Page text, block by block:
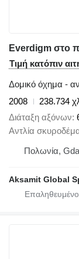
Everdigm στο
Τιμή κατόπιν
Δομικό όχημα -
2008
238.734
Διάταξη αξόνων
Αντλία
Πολωνία,
Aksamit Global